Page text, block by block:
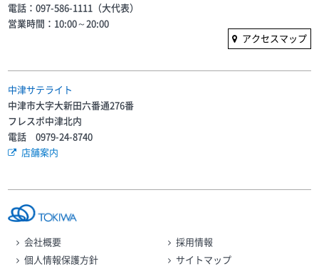
電話：097-586-1111（大代表）
営業時間：10:00～20:00
アクセスマップ
中津サテライト
中津市大字大新田六番通276番
フレスポ中津北内
電話 0979-24-8740
店舗案内
会社概要
採用情報
個人情報保護方針
サイトマップ